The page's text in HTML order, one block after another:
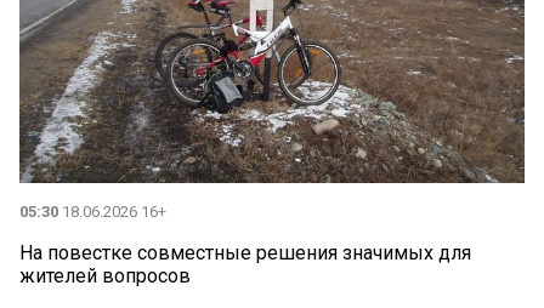
05:30 18.06.2026 16+
На повестке совместные решения значимых для
жителей вопросов